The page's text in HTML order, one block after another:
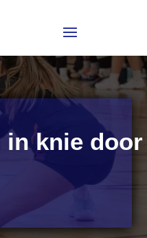
in knie door